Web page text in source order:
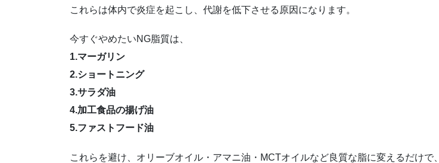
これらは体内で炎症を起こし、代謝を低下させる原因になります。
今すぐやめたいNG脂質は、
1.マーガリン
2.ショートニング
3.サラダ油
4.加工食品の揚げ油
5.ファストフード油
これらを避け、オリーブオイル・アマニ油・MCTオイルなど良質な脂に変えるだけで、